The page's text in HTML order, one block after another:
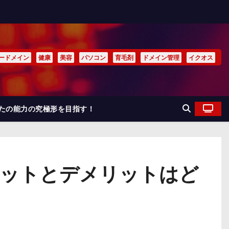
ドメイン 健康 美容 パソコン 育毛剤 ドメイン管理 イクオス
の能力の究極形を目指す！
トとデメリットはど